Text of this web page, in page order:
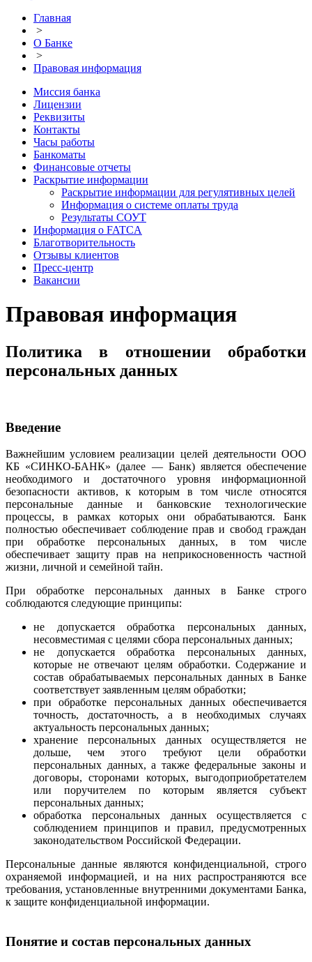
Главная
>
О Банке
>
Правовая информация
Миссия банка
Лицензии
Реквизиты
Контакты
Часы работы
Банкоматы
Финансовые отчеты
Раскрытие информации
Раскрытие информации для регулятивных целей
Информация о системе оплаты труда
Результаты СОУТ
Информация о FATCA
Благотворительность
Отзывы клиентов
Пресс-центр
Вакансии
Правовая информация
Политика в отношении обработки
персональных данных
Введение
Важнейшим условием реализации целей деятельности ООО
КБ «СИНКО-БАНК» (далее — Банк) является обеспечение
необходимого и достаточного уровня информационной
безопасности активов, к которым в том числе относятся
персональные данные и банковские технологические
процессы, в рамках которых они обрабатываются. Банк
полностью обеспечивает соблюдение прав и свобод граждан
при обработке персональных данных, в том числе
обеспечивает защиту прав на неприкосновенность частной
жизни, личной и семейной тайн.
При обработке персональных данных в Банке строго
соблюдаются следующие принципы:
не допускается обработка персональных данных,
несовместимая с целями сбора персональных данных;
не допускается обработка персональных данных,
которые не отвечают целям обработки. Содержание и
состав обрабатываемых персональных данных в Банке
соответствует заявленным целям обработки;
при обработке персональных данных обеспечивается
точность, достаточность, а в необходимых случаях
актуальность персональных данных;
хранение персональных данных осуществляется не
дольше, чем этого требуют цели обработки
персональных данных, а также федеральные законы и
договоры, сторонами которых, выгодоприобретателем
или поручителем по которым является субъект
персональных данных;
обработка персональных данных осуществляется с
соблюдением принципов и правил, предусмотренных
законодательством Российской Федерации.
Персональные данные являются конфиденциальной, строго
охраняемой информацией, и на них распространяются все
требования, установленные внутренними документами Банка,
к защите конфиденциальной информации.
Понятие и состав персональных данных